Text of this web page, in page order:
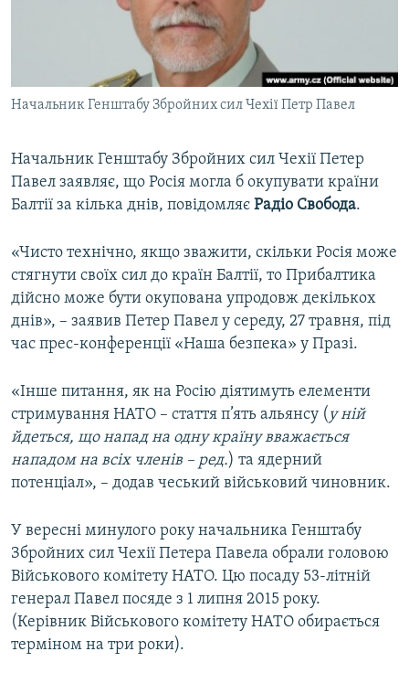
ВІДЕОУРОКИ «ELIFBE»
СВІДЧЕННЯ ОКУПАЦІЇ
УКРАЇНСЬКА ПРОБЛЕМА КРИМУ
ІНФОГРАФІКА
ДОЛУЧАЙСЯ!
Усі сайти RFE/RL
Начальник Генштабу Збройних сил Чехії Петр Павел
Начальник Генштабу Збройних сил Чехії Петер
Павел заявляє, що Росія могла б окупувати країни
Балтії за кілька днів, повідомляє Радіо Свобода.
«Чисто технічно, якщо зважити, скільки Росія може
стягнути своїх сил до країн Балтії, то Прибалтика
дійсно може бути окупована упродовж декількох
днів», – заявив Петер Павел у середу, 27 травня, під
час прес-конференції «Наша безпека» у Празі.
«Інше питання, як на Росію діятимуть елементи
стримування НАТО – стаття п’ять альянсу ( у ній
йдеться, що напад на одну країну вважається
нападом на всіх членів – ред.) та ядерний
потенціал», – додав чеський військовий чиновник.
У вересні минулого року начальника Генштабу
Збройних сил Чехії Петера Павела обрали головою
Військового комітету НАТО. Цю посаду 53-літній
генерал Павел посяде з 1 липня 2015 року.
(Керівник Військового комітету НАТО обирається
терміном на три роки).